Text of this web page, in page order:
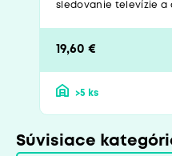
sledovanie televízie a
19,60 €
>5 ks
Súvisiace